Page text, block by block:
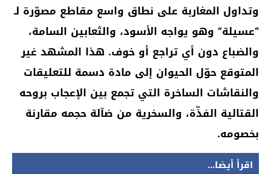
​وتداول المغاربة على نطاق واسع مقاطع مصوّرة لـ
“عسيلة” وهو يواجه الأسود، والثعابين السامة،
والضباع دون أي تراجع أو خوف. هذا المشهد غير
المتوقع حوّل الحيوان إلى مادة دسمة للتعليقات
والنقاشات الساخرة التي تجمع بين الإعجاب بروحه
القتالية الفذّة، والسخرية من ضآلة حجمه مقارنة
بخصومه.
اقرأ أيضا...